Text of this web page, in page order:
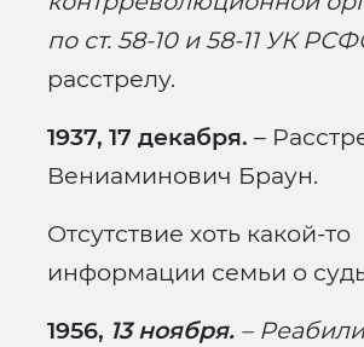
по ст. 58-10 и 58-11 УК
расстрелу.
1937, 17 декабря. –
Вениаминович Браун.
Отсутствие хоть какой-то
информации семьи о
1956, 13 ноября. –